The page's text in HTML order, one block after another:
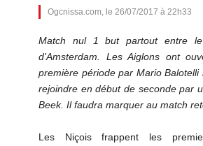
Ogcnissa.com, le 26/07/2017 à 22h33
Match nul 1 but partout entre
d'Amsterdam. Les Aiglons ont
première période par Mario Balotelli
rejoindre en début de seconde par
Beek. Il faudra marquer au match
Les Niçois frappent les